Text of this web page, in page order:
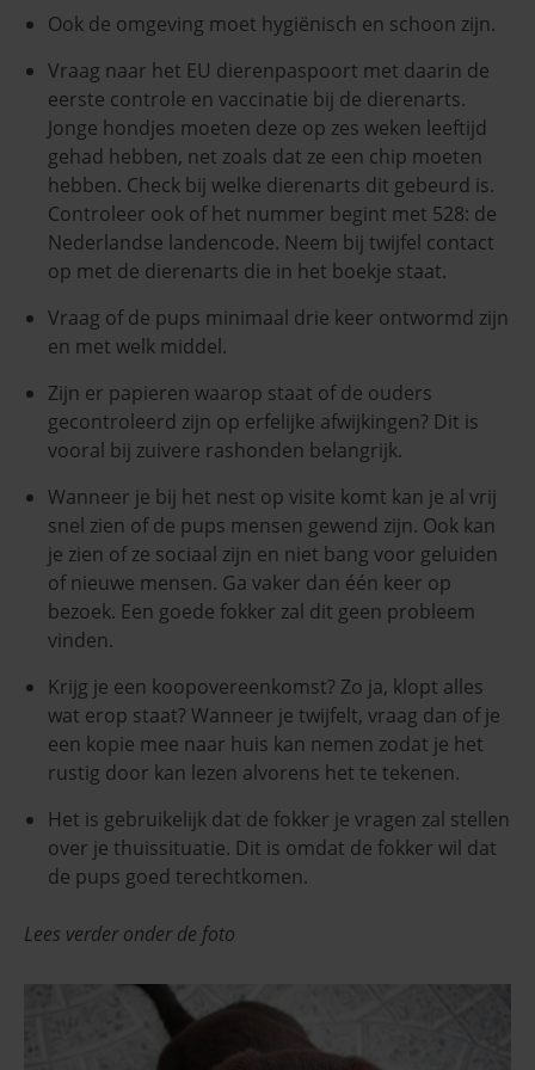
Ook de omgeving moet hygiënisch en schoon zijn.
Vraag naar het EU dierenpaspoort met daarin de
eerste controle en vaccinatie bij de dierenarts.
Jonge hondjes moeten deze op zes weken leeftijd
gehad hebben, net zoals dat ze een chip moeten
hebben. Check bij welke dierenarts dit gebeurd is.
Controleer ook of het nummer begint met 528: de
Nederlandse landencode. Neem bij twijfel contact
op met de dierenarts die in het boekje staat.
Vraag of de pups minimaal drie keer ontwormd zijn
en met welk middel.
Zijn er papieren waarop staat of de ouders
gecontroleerd zijn op erfelijke afwijkingen? Dit is
vooral bij zuivere rashonden belangrijk.
Wanneer je bij het nest op visite komt kan je al vrij
snel zien of de pups mensen gewend zijn. Ook kan
je zien of ze sociaal zijn en niet bang voor geluiden
of nieuwe mensen. Ga vaker dan één keer op
bezoek. Een goede fokker zal dit geen probleem
vinden.
Krijg je een koopovereenkomst? Zo ja, klopt alles
wat erop staat? Wanneer je twijfelt, vraag dan of je
een kopie mee naar huis kan nemen zodat je het
rustig door kan lezen alvorens het te tekenen.
Het is gebruikelijk dat de fokker je vragen zal stellen
over je thuissituatie. Dit is omdat de fokker wil dat
de pups goed terechtkomen.
Lees verder onder de foto